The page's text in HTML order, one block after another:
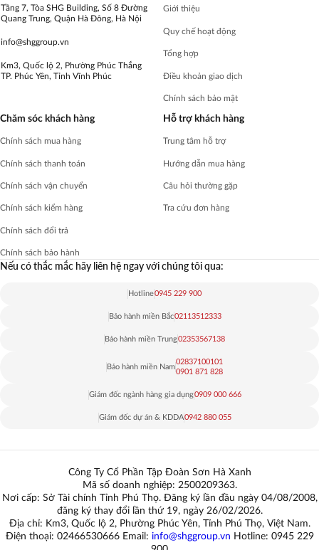
Tầng 7, Tòa SHG Building, Số 8 Đường
Quang Trung, Quận Hà Đông, Hà Nội
info@shggroup.vn
Km3, Quốc lộ 2, Phường Phúc Thắng
TP. Phúc Yên, Tỉnh Vĩnh Phúc
Giới thiệu
Quy chế hoạt động
Tổng hợp
Điều khoản giao dịch
Chính sách bảo mật
Chăm sóc khách hàng
Chính sách mua hàng
Chính sách thanh toán
Chính sách vận chuyển
Chính sách kiểm hàng
Chính sách đổi trả
Chính sách bảo hành
Hỗ trợ khách hàng
Trung tâm hỗ trợ
Hướng dẫn mua hàng
Câu hỏi thường gặp
Tra cứu đơn hàng
Nếu có thắc mắc hãy liên hệ ngay với chúng tôi qua:
Hotline0945 229 900
Bảo hành miền Bắc02113512333
Bảo hành miền Trung02353567138
Bảo hành miền Nam
02837100101
0901 871 828
Giám đốc ngành hàng gia dụng0909 000 666
Giám đốc dự án & KDDA0942 880 055
Công Ty Cổ Phần Tập Đoàn Sơn Hà Xanh
Mã số doanh nghiệp: 2500209363.
Nơi cấp: Sở Tài chính Tỉnh Phú Thọ. Đăng ký lần đầu ngày 04/08/2008,
đăng ký thay đổi lần thứ 19, ngày 26/02/2026.
Địa chỉ: Km3, Quốc lộ 2, Phường Phúc Yên, Tỉnh Phú Thọ, Việt Nam.
Điện thoại: 02466530666 Email: info@shggroup.vn Hotline: 0945 229